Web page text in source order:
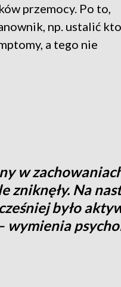
przemocy. Po to,
np. ustalić kto
a tego nie
w
zniknęły. Na
było
wymienia